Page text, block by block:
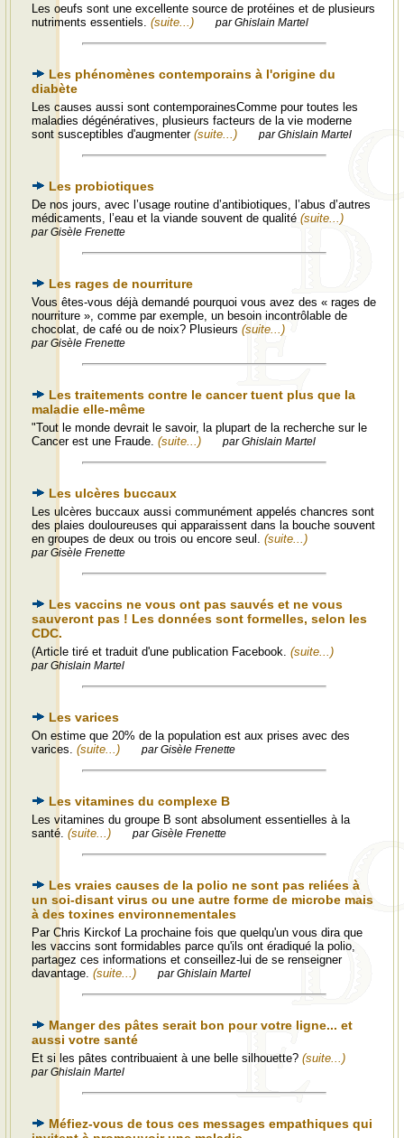
Les oeufs sont une excellente source de protéines et de plusieurs
nutriments essentiels. (suite...) par Ghislain Martel
Les phénomènes contemporains à l'origine du
diabète
Les causes aussi sont contemporainesComme pour toutes les
maladies dégénératives, plusieurs facteurs de la vie moderne
sont susceptibles d'augmenter (suite...) par Ghislain Martel
Les probiotiques
De nos jours, avec l’usage routine d’antibiotiques, l’abus d’autres
médicaments, l’eau et la viande souvent de qualité (suite...)
par Gisèle Frenette
Les rages de nourriture
Vous êtes-vous déjà demandé pourquoi vous avez des « rages de
nourriture », comme par exemple, un besoin incontrôlable de
chocolat, de café ou de noix? Plusieurs (suite...)
par Gisèle Frenette
Les traitements contre le cancer tuent plus que la
maladie elle-même
"Tout le monde devrait le savoir, la plupart de la recherche sur le
Cancer est une Fraude. (suite...) par Ghislain Martel
Les ulcères buccaux
Les ulcères buccaux aussi communément appelés chancres sont
des plaies douloureuses qui apparaissent dans la bouche souvent
en groupes de deux ou trois ou encore seul. (suite...)
par Gisèle Frenette
Les vaccins ne vous ont pas sauvés et ne vous
sauveront pas ! Les données sont formelles, selon les
CDC.
(Article tiré et traduit d'une publication Facebook. (suite...)
par Ghislain Martel
Les varices
On estime que 20% de la population est aux prises avec des
varices. (suite...) par Gisèle Frenette
Les vitamines du complexe B
Les vitamines du groupe B sont absolument essentielles à la
santé. (suite...) par Gisèle Frenette
Les vraies causes de la polio ne sont pas reliées à
un soi-disant virus ou une autre forme de microbe mais
à des toxines environnementales
Par Chris Kirckof La prochaine fois que quelqu'un vous dira que
les vaccins sont formidables parce qu'ils ont éradiqué la polio,
partagez ces informations et conseillez-lui de se renseigner
davantage. (suite...) par Ghislain Martel
Manger des pâtes serait bon pour votre ligne... et
aussi votre santé
Et si les pâtes contribuaient à une belle silhouette? (suite...)
par Ghislain Martel
Méfiez-vous de tous ces messages empathiques qui